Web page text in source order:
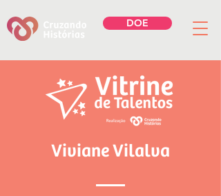
DOE
Viviane Vilalva